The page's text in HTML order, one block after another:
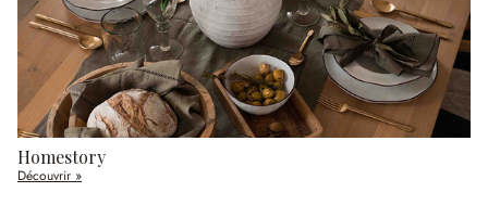
Homestory
Découvrir »